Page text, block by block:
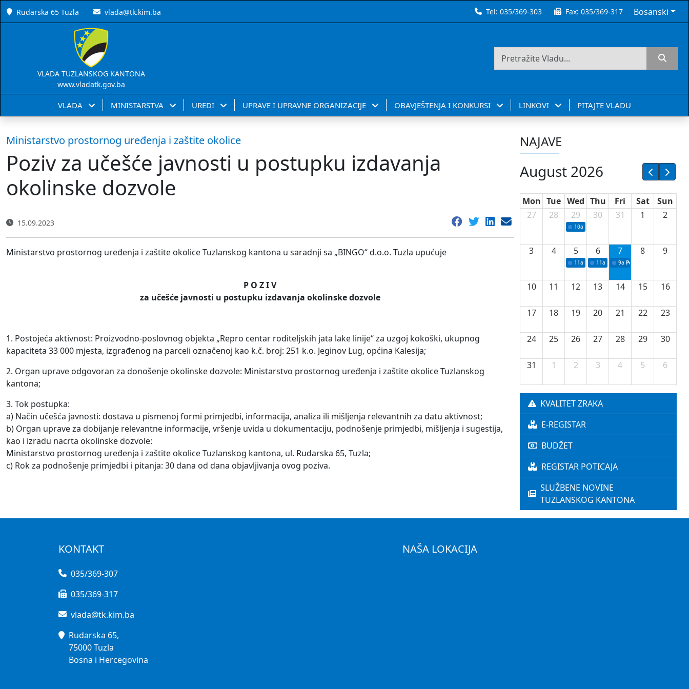
Rudarska 65 Tuzla vlada@tk.kim.ba Tel:035/369-303 Fax:035/369-317 Bosanski
VLADA TUZLANSKOG KANTONA
www.vladatk.gov.ba
VLADA MINISTARSTVA UREDI UPRAVE I UPRAVNE ORGANIZACIJE OBAVJEŠTENJA I KONKURSI LINKOVI PITAJTE VLADU
Ministarstvo prostornog uređenja i zaštite okolice
Poziv za učešće javnosti u postupku izdavanja
okolinske dozvole
15.09.2023
Ministarstvo prostornog uređenja i zaštite okolice Tuzlanskog kantona u saradnji sa „BINGO“ d.o.o. Tuzla upućuje
P O Z I V
za učešće javnosti u postupku izdavanja okolinske dozvole
1. Postojeća aktivnost: Proizvodno-poslovnog objekta „Repro centar roditeljskih jata lake linije“ za uzgoj kokoški, ukupnog
kapaciteta 33 000 mjesta, izgrađenog na parceli označenoj kao k.č. broj: 251 k.o. Jeginov Lug, općina Kalesija;
2. Organ uprave odgovoran za donošenje okolinske dozvole: Ministarstvo prostornog uređenja i zaštite okolice Tuzlanskog
kantona;
3. Tok postupka:
a) Način učešća javnosti: dostava u pismenoj formi primjedbi, informacija, analiza ili mišljenja relevantnih za datu aktivnost;
b) Organ uprave za dobijanje relevantne informacije, vršenje uvida u dokumentaciju, podnošenje primjedbi, mišljenja i sugestija,
kao i izradu nacrta okolinske dozvole:
Ministarstvo prostornog uređenja i zaštite okolice Tuzlanskog kantona, ul. Rudarska 65, Tuzla;
c) Rok za podnošenje primjedbi i pitanja: 30 dana od dana objavljivanja ovog poziva.
NAJAVE
August 2026
Mon Tue Wed Thu Fri Sat
Sun
27
28 29
10a Potpisivanje ugovora sa neprofitnim
30 31 1 2
3 4 5
11a Potpisivanje ugovora o stipendijama
6
11a Podrška razvoju vodne
7
9a Početak izgradnje nove
8 9
10 11 12 13 14 15 16
17 18 19 20 21 22 23
24 25 26 27 28 29 30
31 1 2 3 4 5 6
KVALITET ZRAKA
E-REGISTAR
BUDŽET
REGISTAR POTICAJA
SLUŽBENE NOVINE
TUZLANSKOG KANTONA
KONTAKT
035/369-307
035/369-317
vlada@tk.kim.ba
Rudarska 65,
75000 Tuzla
Bosna i Hercegovina
NAŠA LOKACIJA